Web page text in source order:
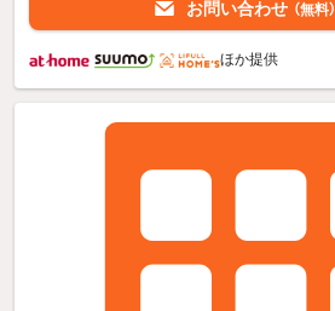
お問い合わせ （無料）
ほか提供